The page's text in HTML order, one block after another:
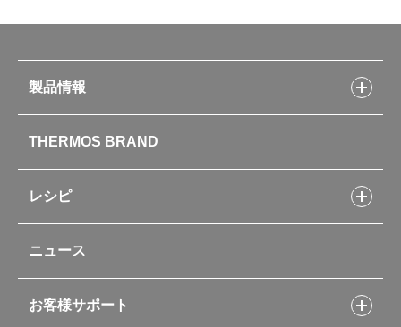
製品情報
水筒
お弁当
キッチン用品
ポット・アイスペール
コーヒーメーカー
ソフトクーラー・バッグ
THERMOS BRAND
レシピ
フライパンレシピ
シャトルシェフレシピ
スープジャーレシピ
ニュース
お客様サポート